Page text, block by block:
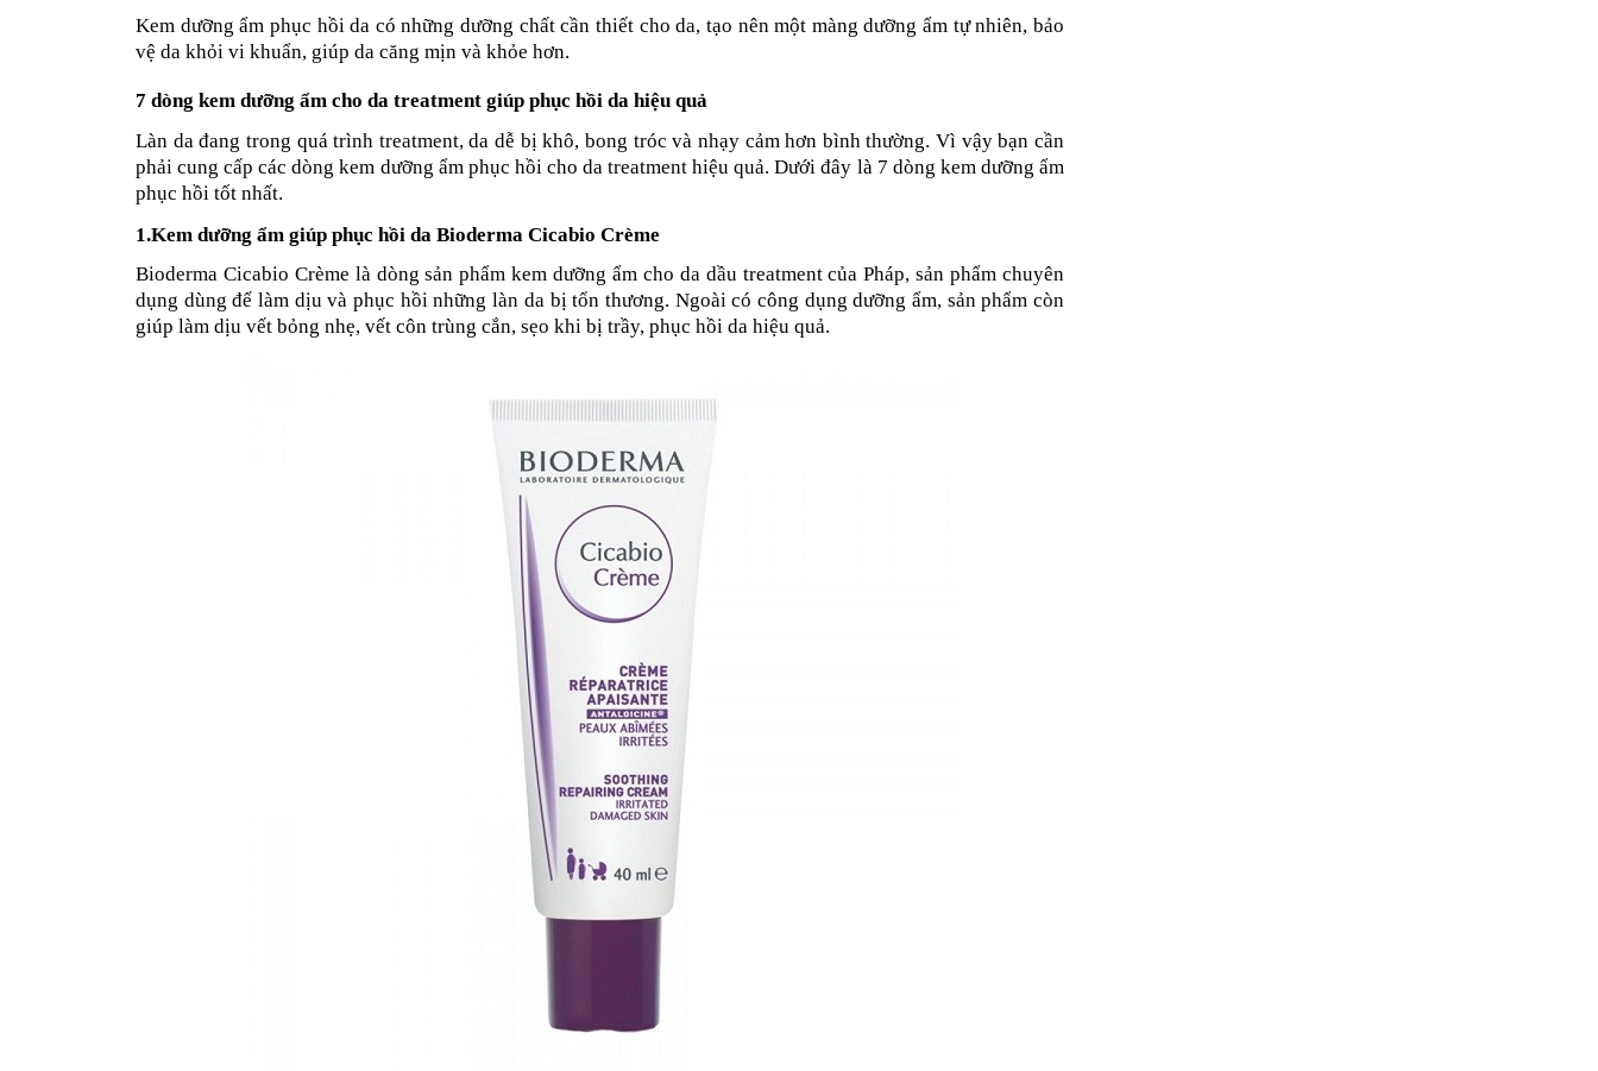
Kem dưỡng ẩm phục hồi da có những dưỡng chất cần thiết cho da, tạo nên một màng dưỡng ẩm tự nhiên, bảo
vệ da khỏi vi khuẩn, giúp da căng mịn và khỏe hơn.
7 dòng kem dưỡng ẩm cho da treatment giúp phục hồi da hiệu quả
Làn da đang trong quá trình treatment, da dễ bị khô, bong tróc và nhạy cảm hơn bình thường. Vì vậy bạn cần
phải cung cấp các dòng kem dưỡng ẩm phục hồi cho da treatment hiệu quả. Dưới đây là 7 dòng kem dưỡng ẩm
phục hồi tốt nhất.
1.Kem dưỡng ẩm giúp phục hồi da Bioderma Cicabio Crème
Bioderma Cicabio Crème là dòng sản phẩm kem dưỡng ẩm cho da dầu treatment của Pháp, sản phẩm chuyên
dụng dùng để làm dịu và phục hồi những làn da bị tổn thương. Ngoài có công dụng dưỡng ẩm, sản phẩm còn
giúp làm dịu vết bỏng nhẹ, vết côn trùng cắn, sẹo khi bị trầy, phục hồi da hiệu quả.